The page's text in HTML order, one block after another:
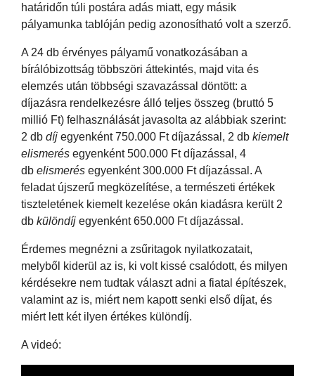
határidőn túli postára adás miatt, egy másik
pályamunka tablóján pedig azonosítható volt a szerző.
A 24 db érvényes pályamű vonatkozásában a
bírálóbizottság többszöri áttekintés, majd vita és
elemzés után többségi szavazással döntött: a
díjazásra rendelkezésre álló teljes összeg (bruttó 5
millió Ft) felhasználását javasolta az alábbiak szerint:
2 db díj egyenként 750.000 Ft díjazással, 2 db kiemelt
elismerés egyenként 500.000 Ft díjazással, 4
db elismerés egyenként 300.000 Ft díjazással. A
feladat újszerű megközelítése, a természeti értékek
tiszteletének kiemelt kezelése okán kiadásra került 2
db különdíj egyenként 650.000 Ft díjazással.
Érdemes megnézni a zsűritagok nyilatkozatait,
melyből kiderül az is, ki volt kissé csalódott, és milyen
kérdésekre nem tudtak választ adni a fiatal építészek,
valamint az is, miért nem kapott senki első díjat, és
miért lett két ilyen értékes különdíj.
A videó: